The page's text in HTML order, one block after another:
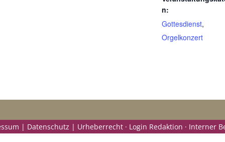
n:
Gottesdienst,
Orgelkonzert
| Datenschutz | Urheberrecht · Login Redaktion · Interner